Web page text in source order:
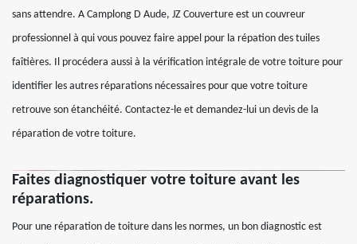
sans attendre. A Camplong D Aude, JZ Couverture est un couvreur
professionnel à qui vous pouvez faire appel pour la répation des tuiles
faîtières. Il procédera aussi à la vérification intégrale de votre toiture pour
identifier les autres réparations nécessaires pour que votre toiture
retrouve son étanchéité. Contactez-le et demandez-lui un devis de la
réparation de votre toiture.
Faites diagnostiquer votre toiture avant les
réparations.
Pour une réparation de toiture dans les normes, un bon diagnostic est